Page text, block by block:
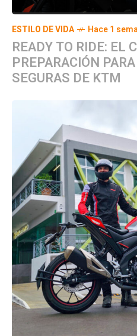
ESTILO DE VIDA Hace 1
READY TO RIDE: EL
PREPARACIÓN
SEGURAS DE KTM